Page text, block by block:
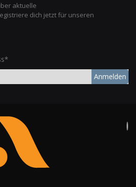
aktuelle
dich jetzt für unseren
Anmelden